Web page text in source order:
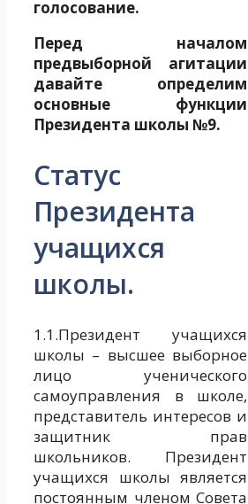
голосование.
Перед началом
предвыборной агитации
давайте определим
основные функции
Президента школы №9.
Статус
Президента
учащихся
школы.
1.1.Президент учащихся
школы – высшее выборное
лицо ученического
самоуправления в школе,
представитель интересов и
защитник прав
школьников. Президент
учащихся школы является
постоянным членом Совета